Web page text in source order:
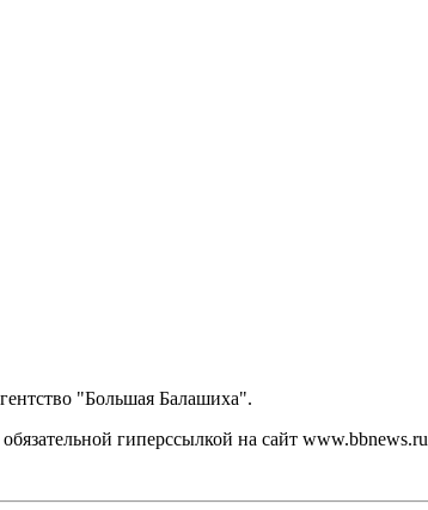
"Большая Балашиха".
гиперссылкой на сайт www.bbnews.ru